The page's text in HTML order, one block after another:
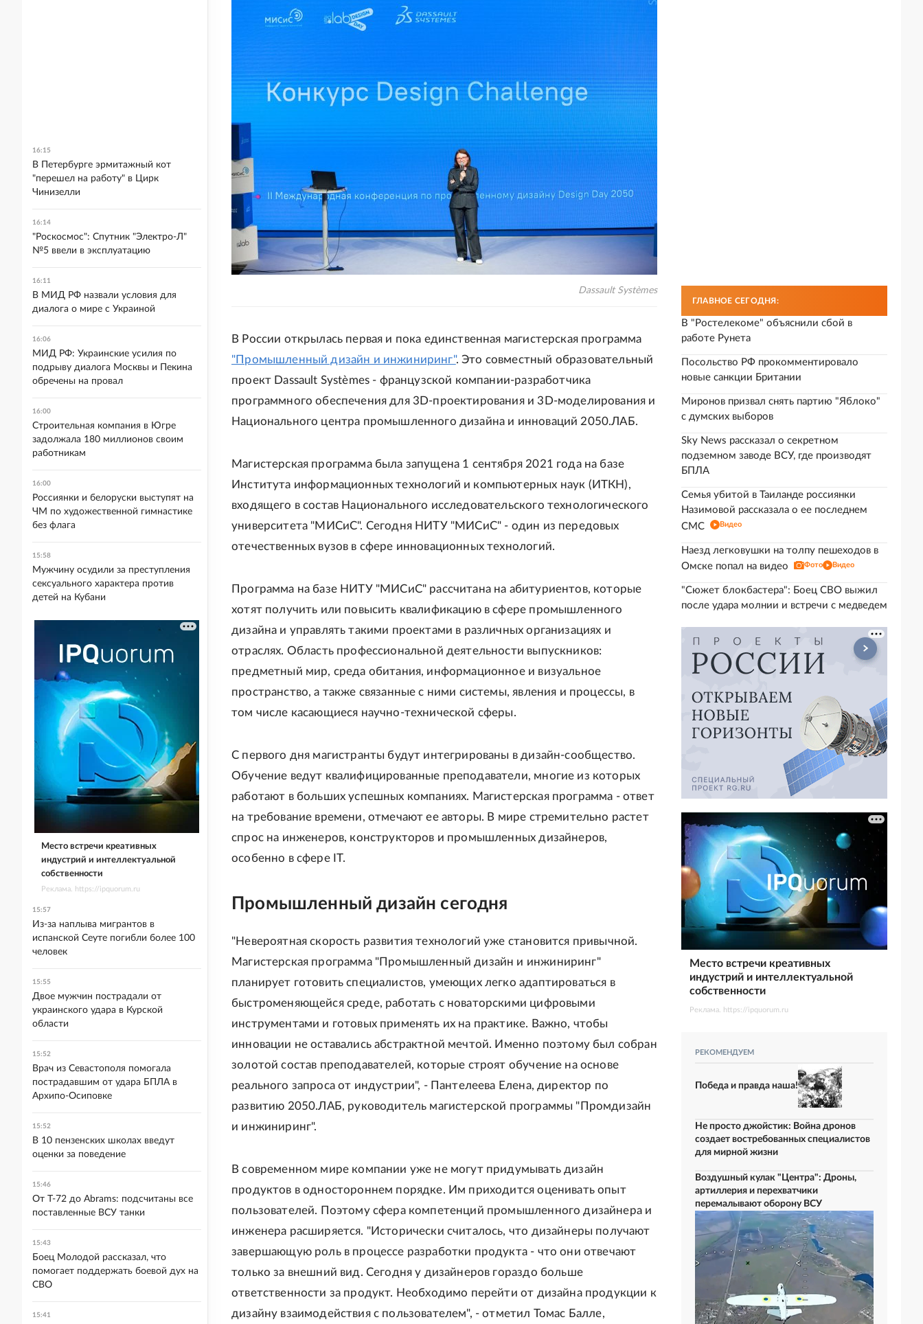
Dassault Systèmes
В России открылась первая и пока единственная магистерская программа
"Промышленный дизайн и инжиниринг". Это совместный образовательный
проект Dassault Systèmes - французской компании-разработчика
программного обеспечения для 3D-проектирования и 3D-моделирования и
Национального центра промышленного дизайна и инноваций 2050.ЛАБ.
Магистерская программа была запущена 1 сентября 2021 года на базе
Института информационных технологий и компьютерных наук (ИТКН),
входящего в состав Национального исследовательского технологического
университета "МИСиС". Сегодня НИТУ "МИСиС" - один из передовых
отечественных вузов в сфере инновационных технологий.
Программа на базе НИТУ "МИСиС" рассчитана на абитуриентов, которые
хотят получить или повысить квалификацию в сфере промышленного
дизайна и управлять такими проектами в различных организациях и
отраслях. Область профессиональной деятельности выпускников:
предметный мир, среда обитания, информационное и визуальное
пространство, а также связанные с ними системы, явления и процессы, в
том числе касающиеся научно-технической сферы.
С первого дня магистранты будут интегрированы в дизайн-сообщество.
Обучение ведут квалифицированные преподаватели, многие из которых
работают в больших успешных компаниях. Магистерская программа - ответ
на требование времени, отмечают ее авторы. В мире стремительно растет
спрос на инженеров, конструкторов и промышленных дизайнеров,
особенно в сфере IT.
Промышленный дизайн сегодня
"Невероятная скорость развития технологий уже становится привычной.
Магистерская программа "Промышленный дизайн и инжиниринг"
планирует готовить специалистов, умеющих легко адаптироваться в
быстроменяющейся среде, работать с новаторскими цифровыми
инструментами и готовых применять их на практике. Важно, чтобы
инновации не оставались абстрактной мечтой. Именно поэтому был собран
золотой состав преподавателей, которые строят обучение на основе
реального запроса от индустрии", - Пантелеева Елена, директор по
развитию 2050.ЛАБ, руководитель магистерской программы "Промдизайн
и инжиниринг".
В современном мире компании уже не могут придумывать дизайн
продуктов в одностороннем порядке. Им приходится оценивать опыт
пользователей. Поэтому сфера компетенций промышленного дизайнера и
инженера расширяется. "Исторически считалось, что дизайнеры получают
завершающую роль в процессе разработки продукта - что они отвечают
только за внешний вид. Сегодня у дизайнеров гораздо больше
ответственности за продукт. Необходимо перейти от дизайна продукции к
дизайну взаимодействия с пользователем", - отметил Томас Балле,
ГЛАВНОЕ СЕГОДНЯ:
В "Ростелекоме" объяснили сбой в
работе Рунета
Посольство РФ прокомментировало
новые санкции Британии
Миронов призвал снять партию "Яблоко"
с думских выборов
Sky News рассказал о секретном
подземном заводе ВСУ, где производят
БПЛА
Семья убитой в Таиланде россиянки
Назимовой рассказала о ее последнем
СМС
Видео
Наезд легковушки на толпу пешеходов в
Омске попал на видео
Фото Видео
"Сюжет блокбастера": Боец СВО выжил
после удара молнии и встречи с медведем
Место встречи креативных
индустрий и интеллектуальной
собственности
Реклама. https://ipquorum.ru
РЕКОМЕНДУЕМ
Победа и правда наша!
Не просто джойстик: Война дронов
создает востребованных специалистов
для мирной жизни
Воздушный кулак "Центра": Дроны,
артиллерия и перехватчики
перемалывают оборону ВСУ
16:15
В Петербурге эрмитажный кот
"перешел на работу" в Цирк
Чинизелли
16:14
"Роскосмос": Спутник "Электро-Л"
№5 ввели в эксплуатацию
16:11
В МИД РФ назвали условия для
диалога о мире с Украиной
16:06
МИД РФ: Украинские усилия по
подрыву диалога Москвы и Пекина
обречены на провал
16:00
Строительная компания в Югре
задолжала 180 миллионов своим
работникам
16:00
Россиянки и белоруски выступят на
ЧМ по художественной гимнастике
без флага
15:58
Мужчину осудили за преступления
сексуального характера против
детей на Кубани
Место встречи креативных
индустрий и интеллектуальной
собственности
Реклама. https://ipquorum.ru
15:57
Из-за наплыва мигрантов в
испанской Сеуте погибли более 100
человек
15:55
Двое мужчин пострадали от
украинского удара в Курской
области
15:52
Врач из Севастополя помогала
пострадавшим от удара БПЛА в
Архипо-Осиповке
15:52
В 10 пензенских школах введут
оценки за поведение
15:46
От Т-72 до Abrams: подсчитаны все
поставленные ВСУ танки
15:43
Боец Молодой рассказал, что
помогает поддержать боевой дух на
СВО
15:41